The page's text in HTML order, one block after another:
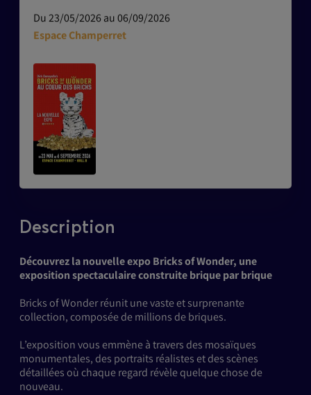
Du 23/05/2026 au 06/09/2026
Espace Champerret
Description
Découvrez la nouvelle expo Bricks of Wonder, une
exposition spectaculaire construite brique par brique
Bricks of Wonder réunit une vaste et surprenante
collection, composée de millions de briques.
L’exposition vous emmène à travers des mosaïques
monumentales, des portraits réalistes et des scènes
détaillées où chaque regard révèle quelque chose de
nouveau.